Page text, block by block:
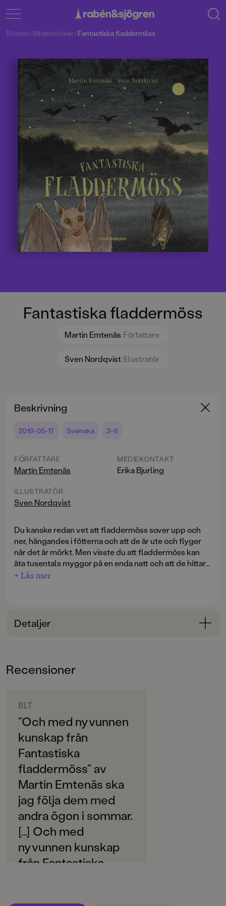
Fantastiska fladdermöss
Martin Emtenäs Författare
Sven Nordqvist Illustratör
Böcker/Bilderböcker/Fantastiska fladdermöss
Beskrivning
2019-05-17 Svenska 3-6
FÖRFATTARE
Martin Emtenäs
ILLUSTRATÖR
Sven Nordqvist
MEDIEKONTAKT
Erika Bjurling
Du kanske redan vet att fladdermöss sover upp och
ner, hängandes i fötterna och att de är ute och flyger
när det är mörkt. Men visste du att fladdermöss kan
äta tusentals myggor på en enda natt och att de hittar
myggorna i mörkret genom att sjunga?
tidigare skrivit
naturoch är välkänd från sina naturprogram i SVT. De
+ Läs mer
Detaljer
3-6
Svenska
SPRÅK
Svenska
PUBLICERINGSDATUM
2019-05-17
Produktion
Produktdetaljer
ISBN
9789129723564
FORMAT
Recensioner
BLT
”Och med nyvunnen
kunskap från
Fantastiska
fladdermöss” av
Martin Emtenäs ska
jag följa dem med
andra ögon i sommar.
[…] Och med
nyvunnen kunskap
från Fantastiska